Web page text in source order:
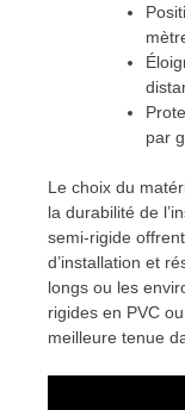
par
Le choix du
la durabilité de
semi-rigide
d’installation et
longs ou les
rigides en PVC
meilleure tenue